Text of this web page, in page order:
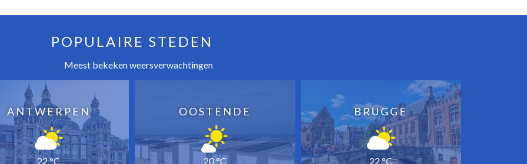
POPULAIRE STEDEN
Meest bekeken weersverwachtingen
ANTWERPEN
22 °C
OOSTENDE
20 °C
BRUGGE
22 °C